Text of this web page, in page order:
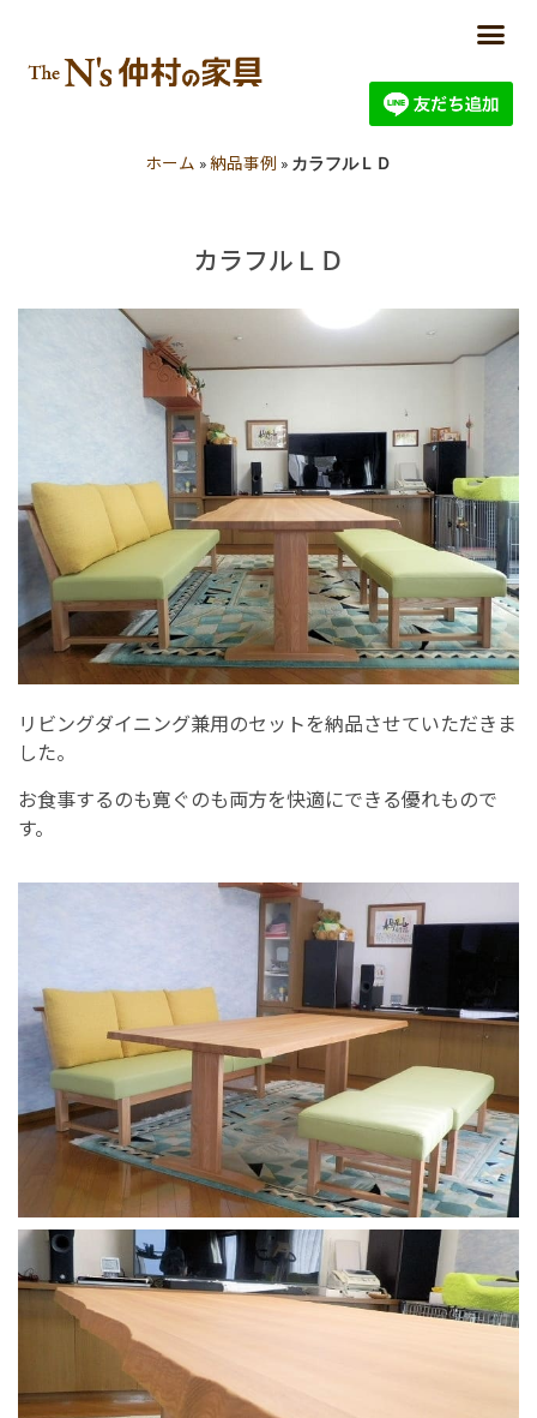
ホーム »納品事例 » カラフルＬＤ
カラフルＬＤ
リビングダイニング兼用のセットを納品させていただきま
した。
お食事するのも寛ぐのも両方を快適にできる優れもので
す。